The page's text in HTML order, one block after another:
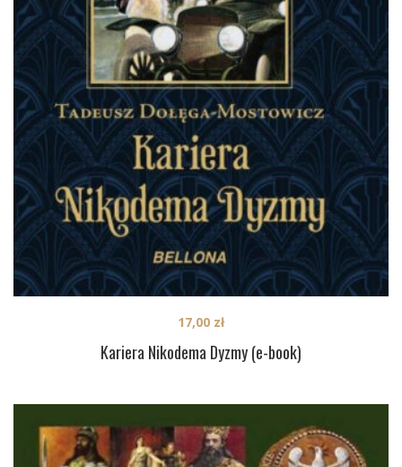
Kariera Nikodema Dyzmy (e-book)
17,00 zł